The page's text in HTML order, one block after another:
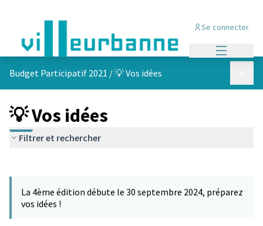
Se connecter
Budget Participatif 2021 /💡 Vos idées
💡 Vos idées
Filtrer et rechercher
La 4ème édition débute le 30 septembre 2024, préparez
vos idées !